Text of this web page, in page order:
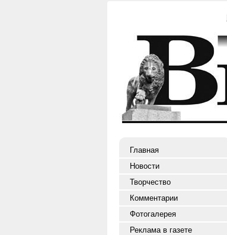
Главная
Новости
Творчество
Комментарии
Фотогалерея
Реклама в газете